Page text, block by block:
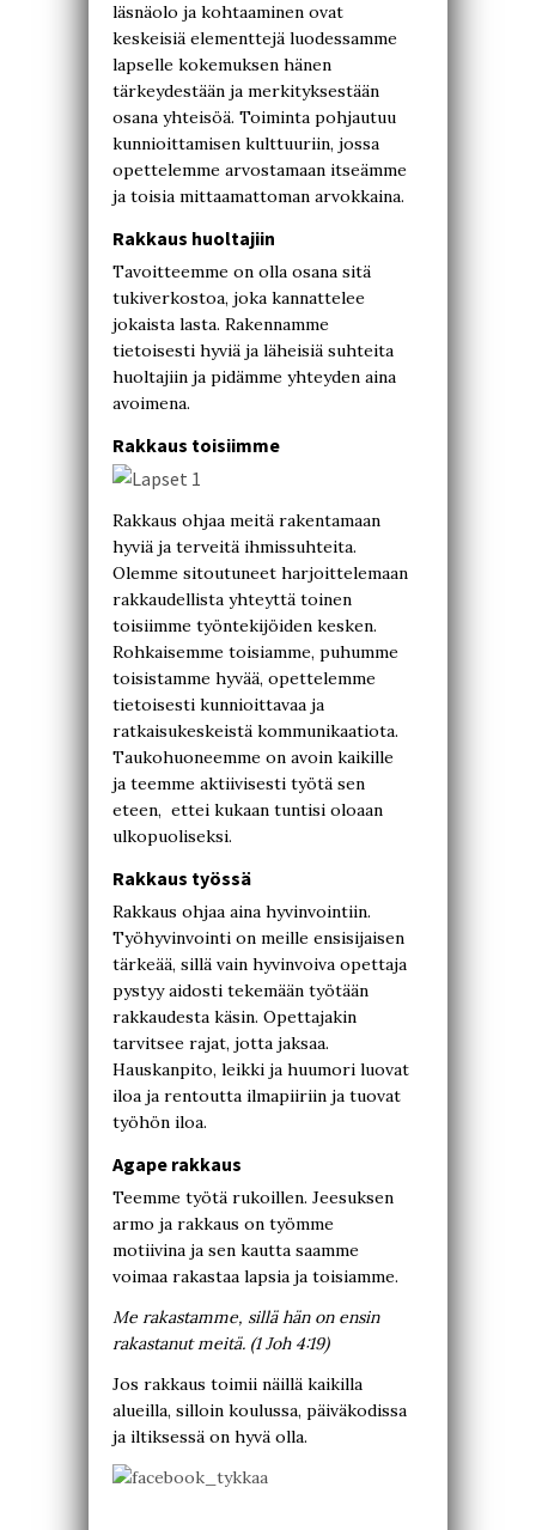
läsnäolo ja kohtaaminen ovat
keskeisiä elementtejä luodessamme
lapselle kokemuksen hänen
tärkeydestään ja merkityksestään
osana yhteisöä. Toiminta pohjautuu
kunnioittamisen kulttuuriin, jossa
opettelemme arvostamaan itseämme
ja toisia mittaamattoman arvokkaina.
Rakkaus huoltajiin
Tavoitteemme on olla osana sitä
tukiverkostoa, joka kannattelee
jokaista lasta. Rakennamme
tietoisesti hyviä ja läheisiä suhteita
huoltajiin ja pidämme yhteyden aina
avoimena.
Rakkaus toisiimme
Rakkaus ohjaa meitä rakentamaan
hyviä ja terveitä ihmissuhteita.
Olemme sitoutuneet harjoittelemaan
rakkaudellista yhteyttä toinen
toisiimme työntekijöiden kesken.
Rohkaisemme toisiamme, puhumme
toisistamme hyvää, opettelemme
tietoisesti kunnioittavaa ja
ratkaisukeskeistä kommunikaatiota.
Taukohuoneemme on avoin kaikille
ja teemme aktiivisesti työtä sen
eteen, ettei kukaan tuntisi oloaan
ulkopuoliseksi.
Rakkaus työssä
Rakkaus ohjaa aina hyvinvointiin.
Työhyvinvointi on meille ensisijaisen
tärkeää, sillä vain hyvinvoiva opettaja
pystyy aidosti tekemään työtään
rakkaudesta käsin. Opettajakin
tarvitsee rajat, jotta jaksaa.
Hauskanpito, leikki ja huumori luovat
iloa ja rentoutta ilmapiiriin ja tuovat
työhön iloa.
Agape rakkaus
Teemme työtä rukoillen. Jeesuksen
armo ja rakkaus on työmme
motiivina ja sen kautta saamme
voimaa rakastaa lapsia ja toisiamme.
Me rakastamme, sillä hän on ensin
rakastanut meitä. (1 Joh 4:19)
Jos rakkaus toimii näillä kaikilla
alueilla, silloin koulussa, päiväkodissa
ja iltiksessä on hyvä olla.